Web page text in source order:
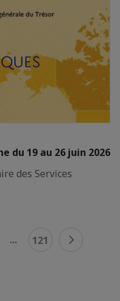
du 19 au 26 juin 2026
des Services
... 121